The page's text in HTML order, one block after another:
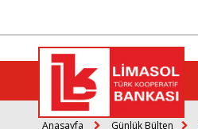
Anasayfa Günlük Bülten